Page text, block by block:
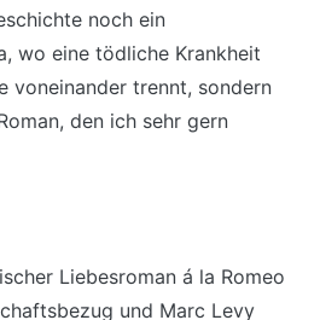
noch ein
wo eine tödliche Krankheit
voneinander trennt, sondern
den ich sehr gern
Liebesroman á la Romeo
und Marc Levy